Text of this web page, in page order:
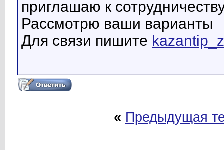
приглашаю к
Рассмотрю ваши варианты
Для связи пишите
« Предыдущая